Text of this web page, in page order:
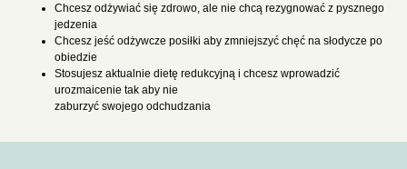
Chcesz odżywiać się zdrowo, ale nie chcą rezygnować z pysznego
jedzenia
Chcesz jeść odżywcze posiłki aby zmniejszyć chęć na słodycze po
obiedzie
Stosujesz aktualnie dietę redukcyjną i chcesz wprowadzić
urozmaicenie tak aby nie
zaburzyć swojego odchudzania